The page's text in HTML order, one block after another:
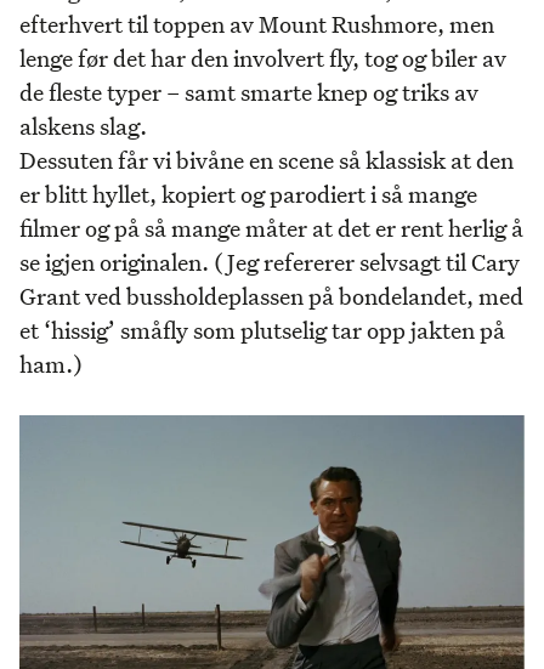
efterhvert til toppen av Mount Rushmore, men
lenge før det har den involvert fly, tog og biler av
de fleste typer – samt smarte knep og triks av
alskens slag.
Dessuten får vi bivåne en scene så klassisk at den
er blitt hyllet, kopiert og parodiert i så mange
filmer og på så mange måter at det er rent herlig å
se igjen originalen. (Jeg refererer selvsagt til Cary
Grant ved bussholdeplassen på bondelandet, med
et ‘hissig’ småfly som plutselig tar opp jakten på
ham.)